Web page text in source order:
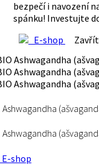
bezpečí i navození
spánku! Investujte
E-shop
Zavřít
Ashwagandha
Ashwagandha
shop